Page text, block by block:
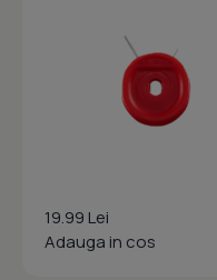
19.99 Lei
Adauga in cos